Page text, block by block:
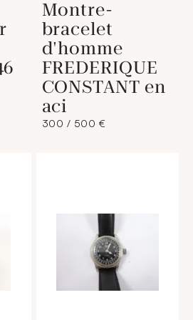
Montre-
bracelet
d'homme
FREDERIQUE
CONSTANT en
aci
300 / 500 €